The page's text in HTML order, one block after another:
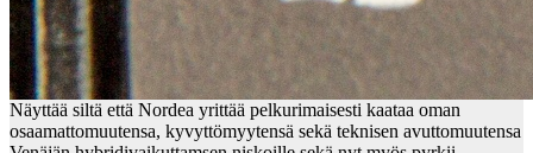
Näyttää siltä että Nordea yrittää pelkurimaisesti kaataa oman
osaamattomuutensa, kyvyttömyytensä sekä teknisen avuttomuutensa